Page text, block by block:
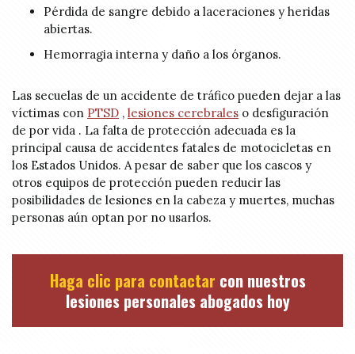
Pérdida de sangre debido a laceraciones y heridas
abiertas.
Hemorragia interna y daño a los órganos.
Las secuelas de un accidente de tráfico pueden dejar a las
víctimas con PTSD , lesiones cerebrales o desfiguración
de por vida . La falta de protección adecuada es la
principal causa de accidentes fatales de motocicletas en
los Estados Unidos. A pesar de saber que los cascos y
otros equipos de protección pueden reducir las
posibilidades de lesiones en la cabeza y muertes, muchas
personas aún optan por no usarlos.
Haga clic para contactar con nuestros
lesiones personales abogados hoy